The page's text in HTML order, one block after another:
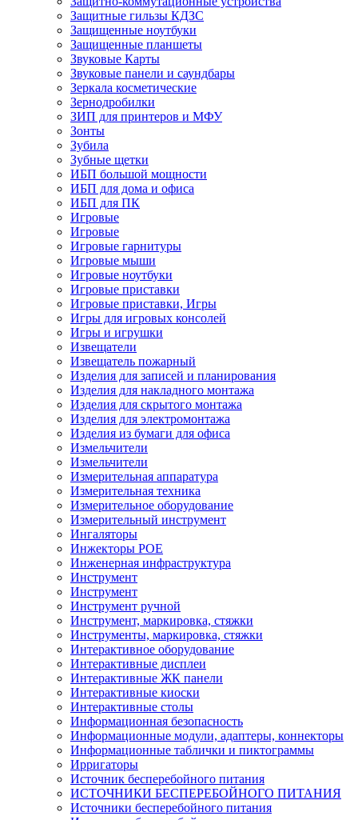
Защитные гильзы КДЗС
Защищенные ноутбуки
Защищенные планшеты
Звуковые Карты
Звуковые панели и саундбары
Зеркала косметические
Зернодробилки
ЗИП для принтеров и МФУ
Зонты
Зубила
Зубные щетки
ИБП большой мощности
ИБП для дома и офиса
ИБП для ПК
Игровые
Игровые
Игровые гарнитуры
Игровые мыши
Игровые ноутбуки
Игровые приставки
Игровые приставки, Игры
Игры для игровых консолей
Игры и игрушки
Извещатели
Извещатель пожарный
Изделия для записей и планирования
Изделия для накладного монтажа
Изделия для скрытого монтажа
Изделия для электромонтажа
Изделия из бумаги для офиса
Измельчители
Измельчители
Измерительная аппаратура
Измерительная техника
Измерительное оборудование
Измерительный инструмент
Ингаляторы
Инжекторы POE
Инженерная инфраструктура
Инструмент
Инструмент
Инструмент ручной
Инструмент, маркировка, стяжки
Инструменты, маркировка, стяжки
Интерактивное оборудование
Интерактивные дисплеи
Интерактивные ЖК панели
Интерактивные киоски
Интерактивные столы
Информационная безопасность
Информационные модули, адаптеры, коннекторы
Информационные таблички и пиктограммы
Ирригаторы
Источник бесперебойного питания
ИСТОЧНИКИ БЕСПЕРЕБОЙНОГО ПИТАНИЯ
Источники бесперебойного питания